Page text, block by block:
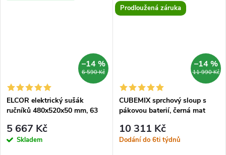
6 590 Kč
–14 %
ELCOR elektrický sušák
ručníků 480x520x50 mm, 63
5 667 Kč
Skladem
Prodloužená záruka
11 990 Kč
–14 %
CUBEMIX sprchový sloup s
pákovou baterií, černá mat
10 311 Kč
Dodání do 6ti týdnů